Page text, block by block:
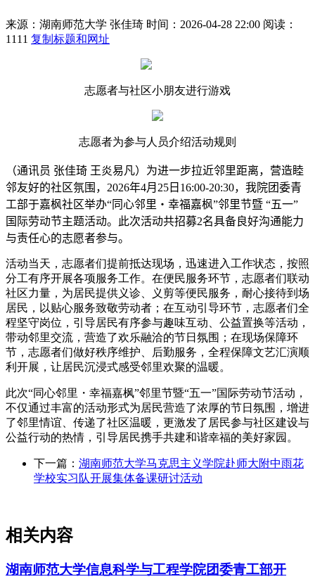
来源：湖南师范大学 张佳琦 时间：2026-04-28 22:00 阅读：
1111 复制标题和网址
志愿者与社区小朋友进行游戏
志愿者为参与人员介绍活动规则
（通讯员 张佳琦 王炎易凡）为进一步拉近邻里距离，营造睦
邻友好的社区氛围， 2026年4月 25 日 16:00-20:30，我院团委青
工部于嘉枫社区举办“同心邻里・幸福嘉枫”邻里节暨 “五一”
国际劳动节主题活动。此次活动共招募2名具备良好沟通能力
与责任心的志愿者参与。
活动当天，志愿者们提前抵达现场，迅速进入工作状态，按照
分工有序开展各项服务工作。在便民服务环节，志愿者们联动
社区力量，为居民提供义诊、义剪等便民服务，耐心接待到场
居民，以贴心服务致敬劳动者；在互动引导环节，志愿者们全
程坚守岗位，引导居民有序参与趣味互动、公益置换等活动，
带动邻里交流，营造了欢乐融洽的节日氛围；在现场保障环
节，志愿者们做好秩序维护、后勤服务，全程保障文艺汇演顺
利开展，让居民沉浸式感受邻里欢聚的温暖。
此次“同心邻里・幸福嘉枫”邻里节暨“五一”国际劳动节活动，
不仅通过丰富的活动形式为居民营造了浓厚的节日氛围，增进
了邻里情谊、传递了社区温暖，更激发了居民参与社区建设与
公益行动的热情，引导居民携手共建和谐幸福的美好家园。
下一篇： 湖南师范大学马克思主义学院赴师大附中雨花
学校实习队开展集体备课研讨活动
相关内容
湖南师范大学信息科学与工程学院团委青工部开